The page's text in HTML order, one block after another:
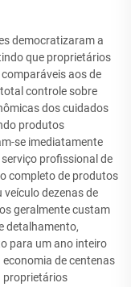
democratizaram a
que proprietários
aos de
controle sobre
dos cuidados
produtos
se imediatamente
profissional de
completo de produtos
dezenas de
geralmente custam
detalhamento,
para um ano inteiro
de centenas
proprietários